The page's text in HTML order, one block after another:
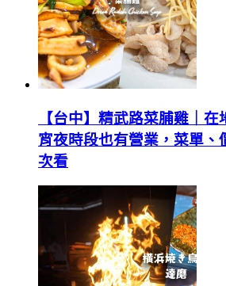
【台中】精武路菜脯雞｜
宵夜時段也有營業，菜單、
次看